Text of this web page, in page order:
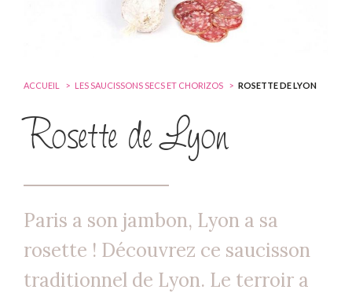
ACCUEIL LES SAUCISSONS SECS ET CHORIZOS ROSETTE DE LYON
Rosette de Lyon
Paris a son jambon, Lyon a sa
rosette ! Découvrez ce saucisson
traditionnel de Lyon. Le terroir a